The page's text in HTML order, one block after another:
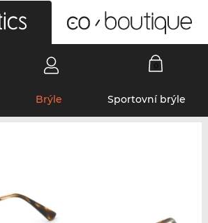
Brýle Sportovní brýle